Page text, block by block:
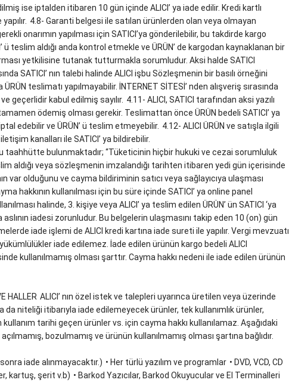
ise iptalden itibaren 10 gün içinde ALICI’ ya iade edilir. Kredi kartlı
4.8- Garanti belgesi ile satılan ürünlerden olan veya olmayan
onarımın yapılması için SATICI’ya gönderilebilir, bu takdirde kargo
ü teslim aldığı anda kontrol etmekle ve ÜRÜN’ de kargodan kaynaklanan bir
yetkilisine tutanak tutturmakla sorumludur. Aksi halde SATICI
SATICI’ nın talebi halinde ALICI işbu Sözleşmenin bir basılı örneğini
teslimatı yapılmayabilir. İNTERNET SİTESİ’ nden alışveriş sırasında
geçerlidir kabul edilmiş sayılır. 4.11- ALICI, SATICI tarafından aksi yazılı
ödemiş olması gerekir. Teslimattan önce ÜRÜN bedeli SATICI’ ya
edebilir ve ÜRÜN’ ü teslim etmeyebilir. 4.12- ALICI ÜRÜN ve satışla ilgili
kanalları ile SATICI’ ya bildirebilir.
taahhütte bulunmaktadır; “Tüketicinin hiçbir hukuki ve cezai sorumluluk
aldığı veya sözleşmenin imzalandığı tarihten itibaren yedi gün içerisinde
olduğunu ve cayma bildiriminin satıcı veya sağlayıcıya ulaşması
hakkının kullanılması için bu süre içinde SATICI’ ya online panel
halinde, 3. kişiye veya ALICI’ ya teslim edilen ÜRÜN’ ün SATICI ‘ya
iadesi zorunludur. Bu belgelerin ulaşmasını takip eden 10 (on) gün
iade işlemi de ALICI kredi kartına iade sureti ile yapılır. Vergi mevzuatı
iade edilemez. İade edilen ürünün kargo bedeli ALICI
kullanılmamış olması şarttır. Cayma hakkı nedeni ile iade edilen ürünün
HALLER ALICI’ nın özel istek ve talepleri uyarınca üretilen veya üzerinde
niteliği itibarıyla iade edilemeyecek ürünler, tek kullanımlık ürünler,
tarihi geçen ürünler vs. için cayma hakkı kullanılamaz. Aşağıdaki
bozulmamış ve ürünün kullanılmamış olması şartına bağlıdır.
iade alınmayacaktır.) • Her türlü yazılım ve programlar • DVD, VCD, CD
kartuş, şerit v.b) • Barkod Yazıcılar, Barkod Okuyucular ve El Terminalleri